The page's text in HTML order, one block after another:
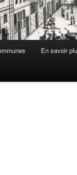
En savoir